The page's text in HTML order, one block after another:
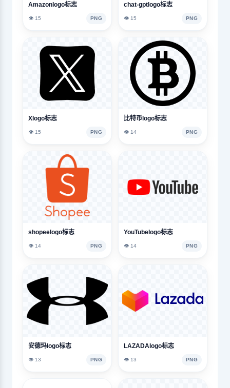
Amazonlogo标志
👁️ 15 PNG
chat-gptlogo标志
👁️ 15 PNG
Xlogo标志
👁️ 15 PNG
比特币logo标志
👁️ 14 PNG
shopeelogo标志
👁️ 14 PNG
YouTubelogo标志
👁️ 14 PNG
安德玛logo标志
👁️ 13 PNG
LAZADAlogo标志
👁️ 13 PNG